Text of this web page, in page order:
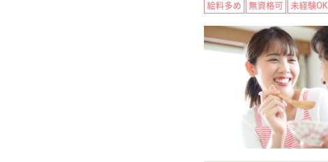
給料多め 無資格可 未経験OK